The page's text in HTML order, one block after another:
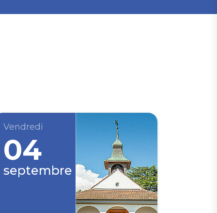
Vendredi
04
septembre